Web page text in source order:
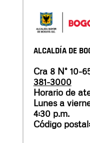
ALCALDÍA DE
Cra 8 N° 10-
381-3000
Horario de
Lunes a
4:30 p.m.
Código postal: